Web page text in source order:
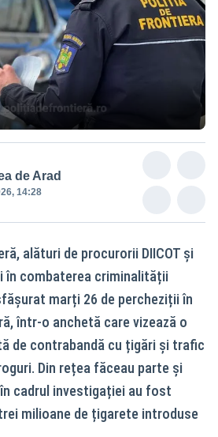
de Arad
14:28
alături de procurorii DIICOT și
în combaterea criminalității
marți 26 de percheziții în
într-o anchetă care vizează o
de contrabandă cu țigări și trafic
Din rețea făceau parte și
cadrul investigației au fost
milioane de țigarete introduse